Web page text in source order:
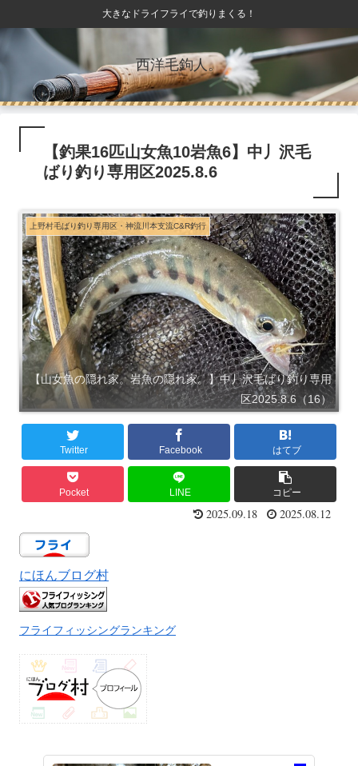
大きなドライフライで釣りまくる！
西洋毛鉤人。
【釣果16匹山女魚10岩魚6】中丿沢毛
ばり釣り専用区2025.8.6
上野村毛ばり釣り専用区・神流川本支流C&R釣行
【山女魚の隠れ家。岩魚の隠れ家。】中丿沢毛ばり釣り専用
区2025.8.6（16）
Twitter Facebook はてブ
Pocket LINE コピー
2025.09.18 2025.08.12
にほんブログ村
フライフィッシングランキング